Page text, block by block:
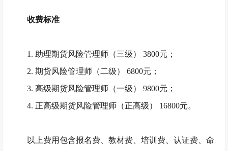
收费标准
1. 助理期货风险管理师（三级） 3800元；
2. 期货风险管理师（二级） 6800元；
3. 高级期货风险管理师（一级） 9800元；
4. 正高级期货风险管理师（正高级） 16800元。
以上费用包含报名费、教材费、培训费、认证费、命